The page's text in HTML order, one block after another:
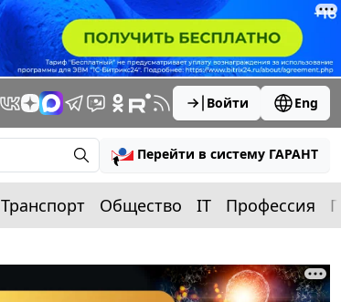
Войти Eng
Перейти в систему ГАРАНТ
Транспорт Общество IT Профессия